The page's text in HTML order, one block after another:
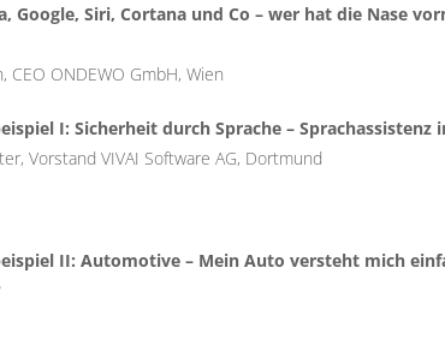
Google, Siri, Cortana und Co – wer hat die Nase
CEO ONDEWO GmbH, Wien
I: Sicherheit durch Sprache – Sprachassistenz
Vorstand VIVAI Software AG, Dortmund
II: Automotive – Mein Auto versteht mich